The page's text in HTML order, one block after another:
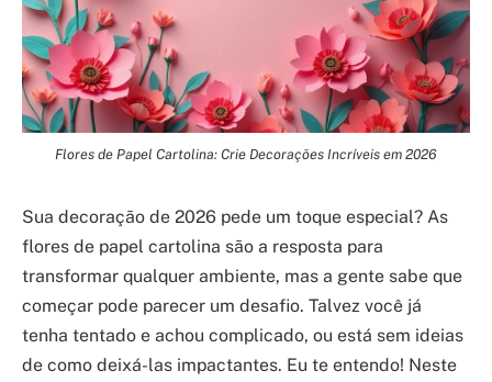
Flores de Papel Cartolina: Crie Decorações Incríveis em 2026
Sua decoração de 2026 pede um toque especial? As
flores de papel cartolina são a resposta para
transformar qualquer ambiente, mas a gente sabe que
começar pode parecer um desafio. Talvez você já
tenha tentado e achou complicado, ou está sem ideias
de como deixá-las impactantes. Eu te entendo! Neste